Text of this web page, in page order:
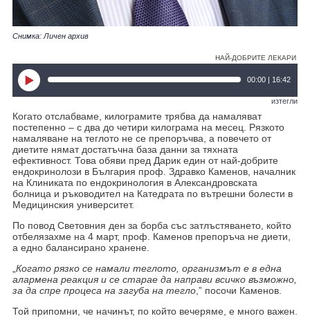
Снимка: Личен архив
НАЙ-ДОБРИТЕ ЛЕКАРИ
00:00 | 16:42
изтегли
Когато отслабваме, килограмите трябва да намаляват
постепенно – с два до четири килограма на месец. Рязкото
намаляване на теглото не се препоръчва, а повечето от
диетите нямат достатъчна база данни за тяхната
ефективност. Това обяви пред Дарик един от най-добрите
ендокринолози в България проф. Здравко Каменов, началник
на Клиниката по ендокринология в Александровската
болница и ръководител на Катедрата по вътрешни болести в
Медицинския университет.
По повод Световния ден за борба със затлъстяването, който
отбелязахме на 4 март, проф. Каменов препоръча не диети,
а едно балансирано хранене.
Когато рязко се намали теглото, организмът е в една
алармена реакция и се старае да направи всичко възможно,
за да спре процеса на загуба на тегло,” посочи Каменов.
Той припомни, че начинът, по който вечеряме, е много важен.